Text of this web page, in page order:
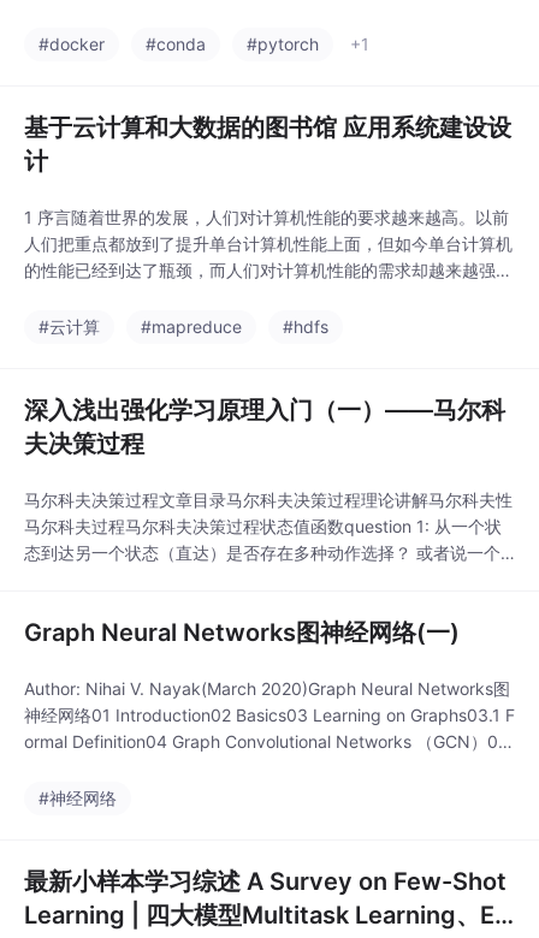
r docker-engine docker-ce docker.io...
#docker #conda #pytorch +1
基于云计算和大数据的图书馆 应用系统建设设
计
1 序言随着世界的发展，人们对计算机性能的要求越来越高。以前
人们把重点都放到了提升单台计算机性能上面，但如今单台计算机
的性能已经到达了瓶颈，而人们对计算机性能的需求却越来越强
现，以及大数据的运用，对网络技术带来了革命的转变，如何顺应
#云计算 #mapreduce #hdfs
深入浅出强化学习原理入门（一）——马尔科
夫决策过程
马尔科夫决策过程文章目录马尔科夫决策过程理论讲解马尔科夫性
马尔科夫过程马尔科夫决策过程状态值函数question 1: 从一个状
态到达另一个状态（直达）是否存在多种动作选择？ 或者说一个
用产生的数据修改自身的动作策略。强化学习与深度学习的区别：
Graph Neural Networks图神经网络(一)
Author: Nihai V. Nayak(March 2020)Graph Neural Networks图
神经网络01 Introduction02 Basics03 Learning on Graphs03.1 F
ormal Definition04 Graph Convolutional Networks （GCN）04.
#神经网络
最新小样本学习综述 A Survey on Few-Shot
Learning | 四大模型Multitask Learning、E